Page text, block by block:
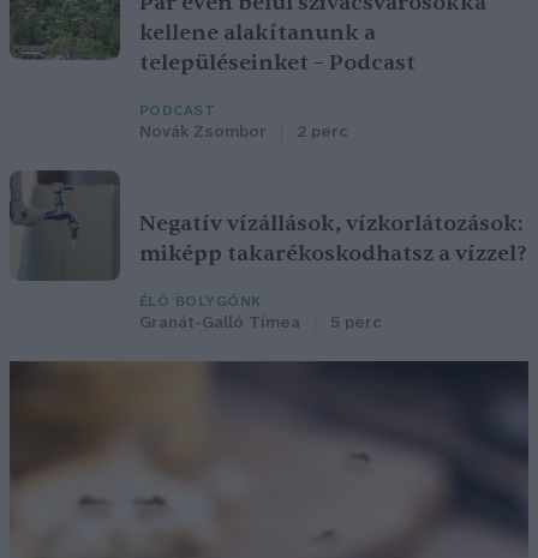
kellene alakítanunk a
településeinket – Podcast
PODCAST
Novák Zsombor 2 perc
Negatív vízállások, vízkorlátozások:
miképp takarékoskodhatsz a vízzel?
ÉLŐ BOLYGÓNK
Granát-Galló Tímea 5 perc